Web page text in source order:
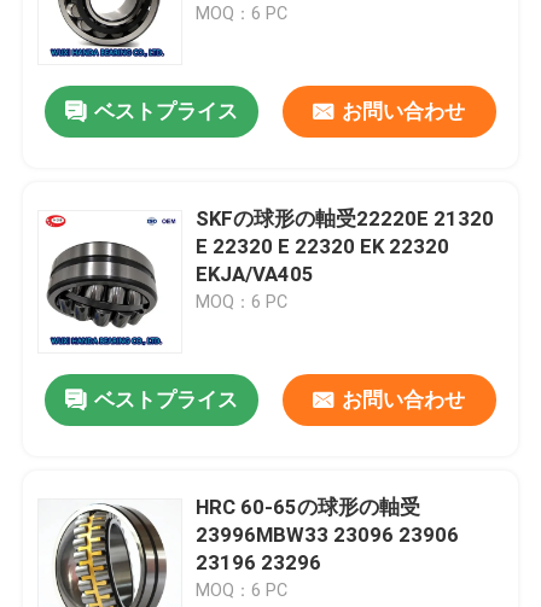
プロダクト
封した
MOQ：6 PC
ベストプライス お問い合わせ
SKFの球形の軸受22220E 21320
E 22320 E 22320 EK 22320
EKJA/VA405
MOQ：6 PC
ベストプライス お問い合わせ
HRC 60-65の球形の軸受
23996MBW33 23096 23906
23196 23296
MOQ：6 PC